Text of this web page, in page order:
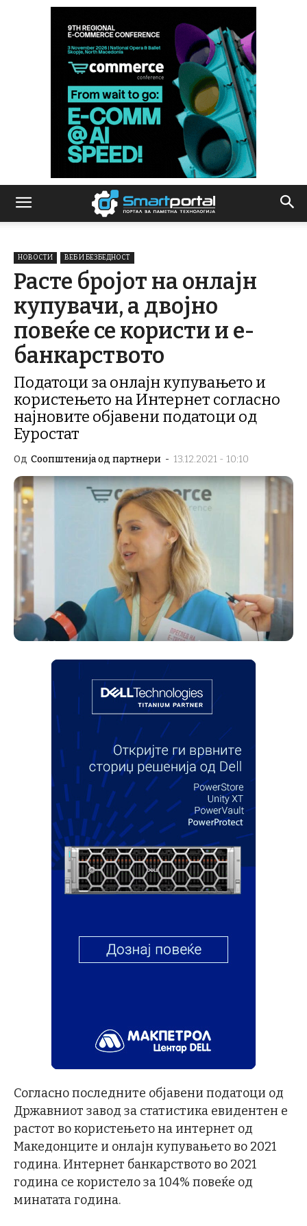
НОВОСТИ ВЕБ И БЕЗБЕДНОСТ
Расте бројот на онлајн
купувачи, а двојно
повеќе се користи и е-
банкарството
Податоци за онлајн купувањето и
користењето на Интернет согласно
најновите објавени податоци од
Еуростат
Од Соопштенија од партнери - 13.12.2021 - 10:10
Согласно последните објавени податоци од
Државниот завод за статистика евидентен е
растот во користењето на интернет од
Македонците и онлајн купувањето во 2021
година. Интернет банкарството во 2021
година се користело за 104% повеќе од
минатата година.